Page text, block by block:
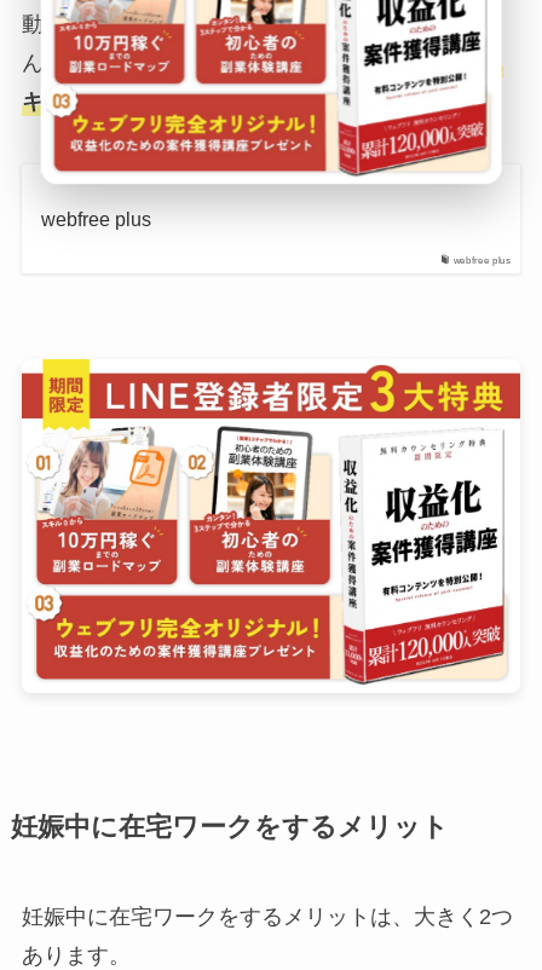
動画編集に必要なスキルや知識を学びたい妊婦さ
んは、オンライン学習を活用すれば、基本的なス
キルから応用まで身につけられます。
webfree plus
webfree plus
妊娠中に在宅ワークをするメリット
妊娠中に在宅ワークをするメリットは、大きく2つ
あります。